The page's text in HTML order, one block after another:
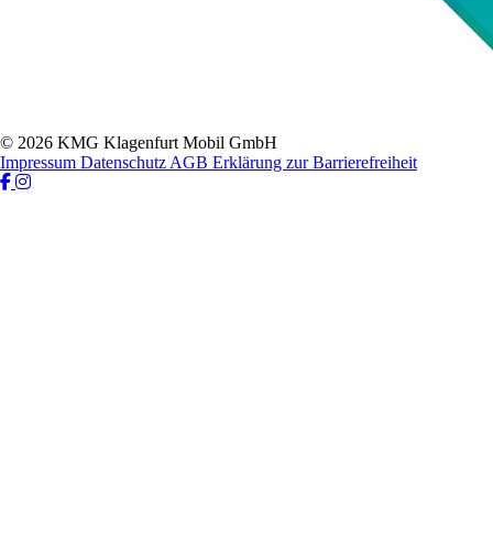
© 2026 KMG Klagenfurt Mobil GmbH
Impressum Datenschutz AGB Erklärung zur Barrierefreiheit